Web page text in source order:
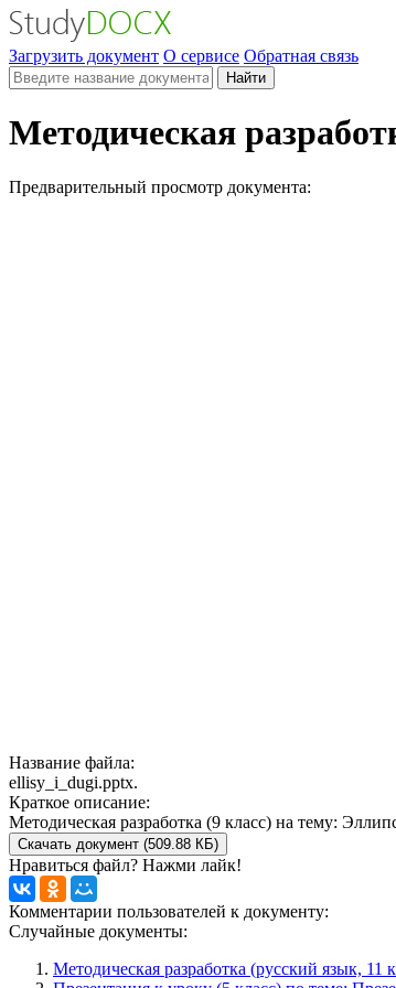
Загрузить документ О сервисе Обратная связь
Найти
Методическая
Предварительный просмотр документа:
Название файла:
ellisy_i_dugi.pptx.
Краткое описание:
Методическая разработка (9 класс) на тему:
Скачать документ (509.88 КБ)
Нравиться файл? Нажми лайк!
Комментарии пользователей к документу:
Случайные документы:
Методическая разработка (русский язык,